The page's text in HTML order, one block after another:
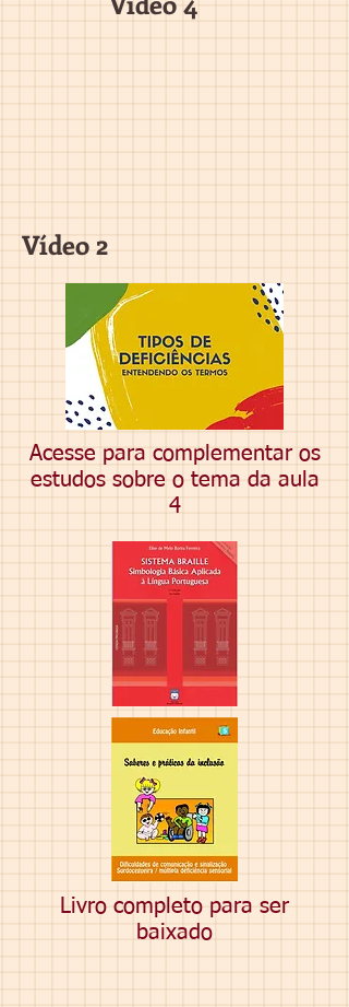
Vídeo 2
Acesse para complementar os
estudos sobre o tema da aula
4
Livro completo para ser
baixado